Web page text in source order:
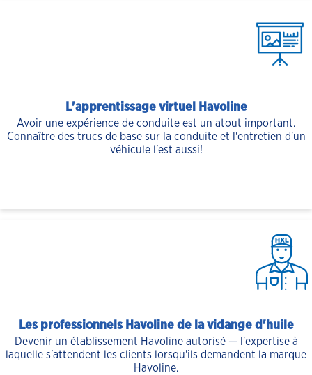
L'apprentissage virtuel Havoline
Avoir une expérience de conduite est un atout important.
Connaître des trucs de base sur la conduite et l'entretien d'un
véhicule l'est aussi!
Les professionnels Havoline de la vidange d'huile
Devenir un établissement Havoline autorisé — l'expertise à
laquelle s'attendent les clients lorsqu'ils demandent la marque
Havoline.